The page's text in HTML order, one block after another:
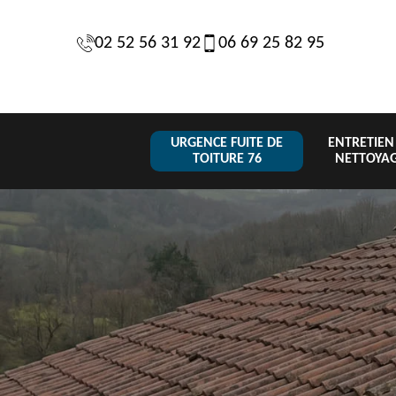
02 52 56 31 92 06 69 25 82 95
URGENCE FUITE DE
TOITURE 76
toiture 76
Urgence fuite
de toiture 76
de toiture
tuile 76